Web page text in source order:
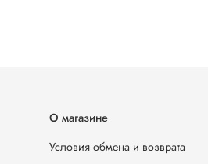
О магазине
Условия обмена и возврата